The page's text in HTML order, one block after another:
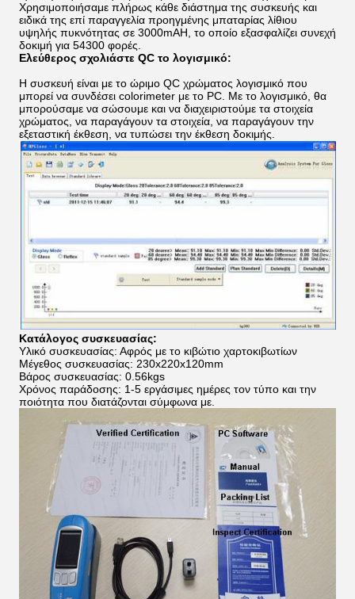
Χρησιμοποιήσαμε πλήρως κάθε διάστημα της συσκευής και
ειδικά της επί παραγγελία προηγμένης μπαταρίας λίθιου
υψηλής πυκνότητας σε 3000mAH, το οποίο εξασφαλίζει συνεχή
δοκιμή για 54300 φορές.
Ελεύθερος σχολιάστε QC το λογισμικό:
Η συσκευή είναι με το ώριμο QC χρώματος λογισμικό που
μπορεί να συνδέσει colorimeter με το PC. Με το λογισμικό, θα
μπορούσαμε να σώσουμε και να διαχειριστούμε τα στοιχεία
χρώματος, να παραγάγουν τα στοιχεία, να παραγάγουν την
εξεταστική έκθεση, να τυπώσει την έκθεση δοκιμής.
Κατάλογος συσκευασίας:
Υλικό συσκευασίας: Αφρός με το κιβώτιο χαρτοκιβωτίων
Μέγεθος συσκευασίας: 230x220x120mm
Βάρος συσκευασίας: 0.56kgs
Χρόνος παράδοσης: 1-5 εργάσιμες ημέρες τον τύπο και την
ποιότητα που διατάζονται σύμφωνα με.